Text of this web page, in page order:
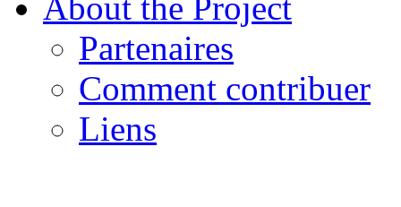
About the Project
Partenaires
Comment contribuer
Liens